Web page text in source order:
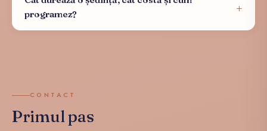
programez?
CONTACT
Primul pas